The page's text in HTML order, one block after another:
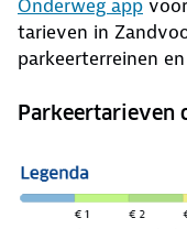
Onderweg app
tarieven in
parkeerterreinen
Parkeertarieven